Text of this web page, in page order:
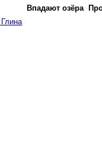
Впадают озёра